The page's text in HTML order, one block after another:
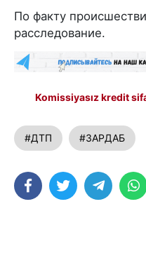
По факту
расследование.
Komissiyasız kredit
#ДТП #ЗАРДАБ